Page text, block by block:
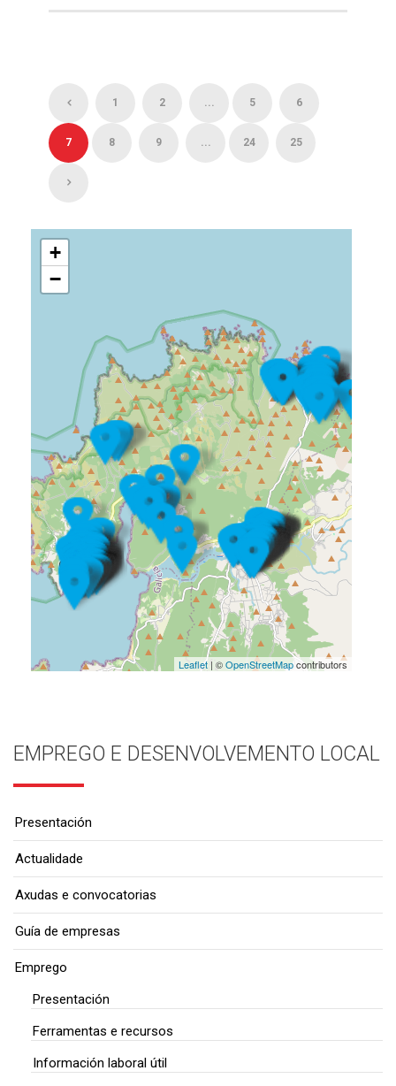
1 2 ... 5 6
7 8 9 ... 24 25
+
−
Leaflet| ©OpenStreetMapcontributors
EMPREGO E DESENVOLVEMENTO LOCAL
Presentación
Actualidade
Axudas e convocatorias
Guía de empresas
Emprego
Presentación
Ferramentas e recursos
Información laboral útil